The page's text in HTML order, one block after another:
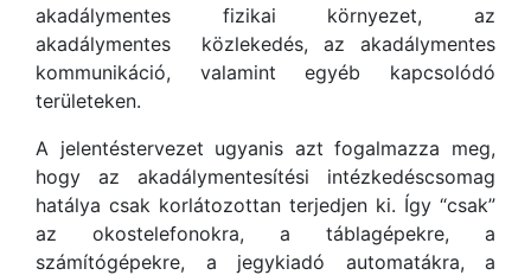
akadálymentes fizikai környezet, az
akadálymentes közlekedés, az akadálymentes
kommunikáció, valamint egyéb kapcsolódó
területeken.
A jelentéstervezet ugyanis azt fogalmazza meg,
hogy az akadálymentesítési intézkedéscsomag
hatálya csak korlátozottan terjedjen ki. Így “csak”
az okostelefonokra, a táblagépekre, a
számítógépekre, a jegykiadó automatákra, a